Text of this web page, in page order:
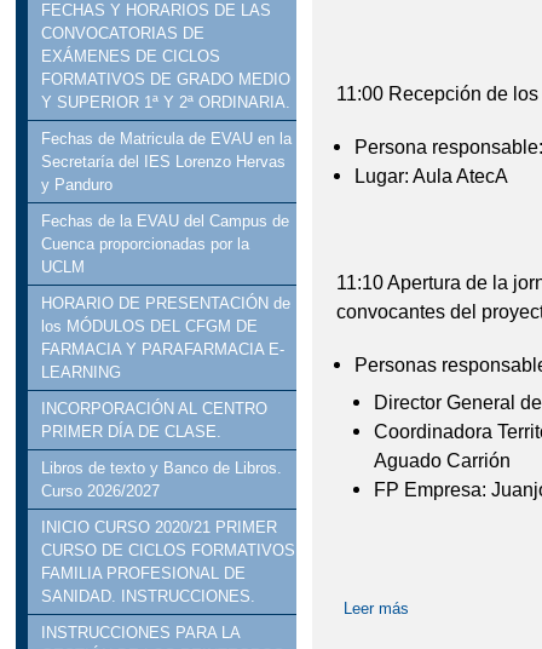
FECHAS Y HORARIOS DE LAS
CONVOCATORIAS DE
EXÁMENES DE CICLOS
FORMATIVOS DE GRADO MEDIO
Y SUPERIOR 1ª Y 2ª ORDINARIA.
Fechas de Matricula de EVAU en la
Secretaría del IES Lorenzo Hervas
y Panduro
Fechas de la EVAU del Campus de
Cuenca proporcionadas por la
UCLM
HORARIO DE PRESENTACIÓN de
los MÓDULOS DEL CFGM DE
FARMACIA Y PARAFARMACIA E-
LEARNING
INCORPORACIÓN AL CENTRO
PRIMER DÍA DE CLASE.
Libros de texto y Banco de Libros.
Curso 2026/2027
INICIO CURSO 2020/21 PRIMER
CURSO DE CICLOS FORMATIVOS
FAMILIA PROFESIONAL DE
SANIDAD. INSTRUCCIONES.
INSTRUCCIONES PARA LA
11:00 Recepción de
Persona
Lugar: Aula AtecA
11:10 Apertura de la
convocantes del
Personas
Director General
Coordinadora
Aguado Carrión
FP Empresa:
Leer más